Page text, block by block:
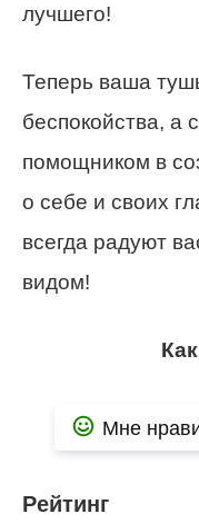
лучшего!
Теперь ваша
беспокойства, а
помощником в
о себе и своих
всегда радуют
видом!
Мне
Рейтинг